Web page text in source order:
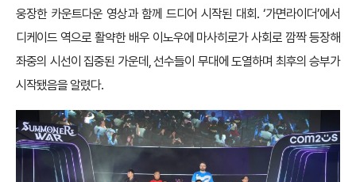
웅장한 카운트다운 영상과 함께 드디어 시작된 대회. ‘가면라이더’에서
디케이드 역으로 활약한 배우 이노우에 마사히로가 사회로 깜짝 등장해
좌중의 시선이 집중된 가운데, 선수들이 무대에 도열하며 최후의 승부가
시작됐음을 알렸다.